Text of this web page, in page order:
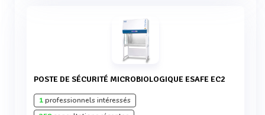
POSTE DE SÉCURITÉ MICROBIOLOGIQUE ESAFE EC2
1professionnels intéressés